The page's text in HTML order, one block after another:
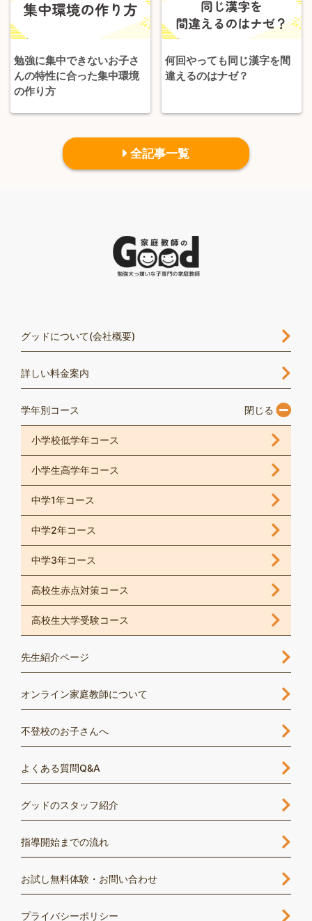
勉強に集中できないお子さ
んの特性に合った集中環境
の作り方
何回やっても同じ漢字を間
違えるのはナゼ？
全記事一覧
グッドについて(会社概要)
詳しい料金案内
学年別コース
小学校低学年コース
小学生高学年コース
中学1年コース
中学2年コース
中学3年コース
高校生赤点対策コース
高校生大学受験コース
先生紹介ページ
オンライン家庭教師について
不登校のお子さんへ
よくある質問Q&A
グッドのスタッフ紹介
指導開始までの流れ
お試し無料体験・お問い合わせ
プライバシーポリシー